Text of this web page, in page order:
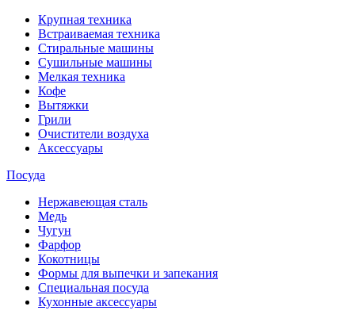
Крупная техника
Встраиваемая техника
Стиральные машины
Сушильные машины
Мелкая техника
Кофе
Вытяжки
Грили
Очистители воздуха
Аксессуары
Посуда
Нержавеющая сталь
Медь
Чугун
Фарфор
Кокотницы
Формы для выпечки и запекания
Специальная посуда
Кухонные аксессуары